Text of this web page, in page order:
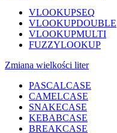
VLOOKUPSEQ
VLOOKUPDOUBLE
VLOOKUPMULTI
FUZZYLOOKUP
Zmiana wielkości liter
PASCALCASE
CAMELCASE
SNAKECASE
KEBABCASE
BREAKCASE